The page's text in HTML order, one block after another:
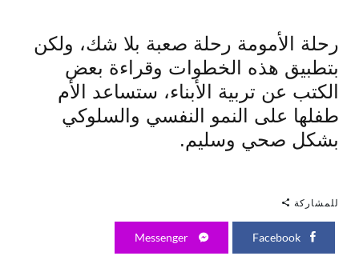
رحلة الأمومة رحلة صعبة بلا شك، ولكن
بتطبيق هذه الخطوات وقراءة بعض
الكتب عن تربية الأبناء، ستساعد الأم
طفلها على النمو النفسي والسلوكي
بشكل صحي وسليم.
للمشاركة